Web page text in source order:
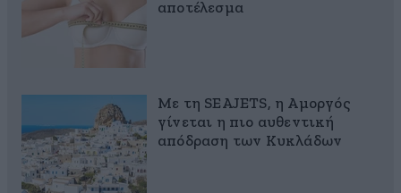
αποτέλεσμα
Με τη SEAJETS, η Αμοργός
γίνεται η πιο αυθεντική
απόδραση των Κυκλάδων